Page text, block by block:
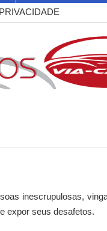
inescrupulosas,
expor seus desafetos.